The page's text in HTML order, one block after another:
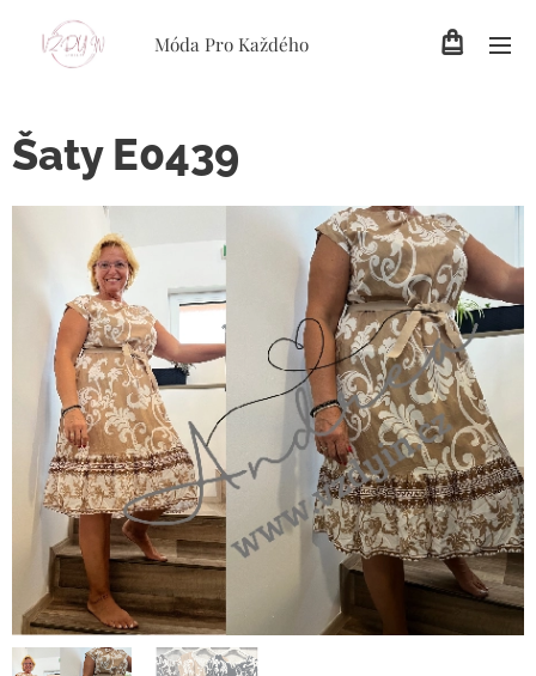
Móda Pro Každého
Šaty E0439